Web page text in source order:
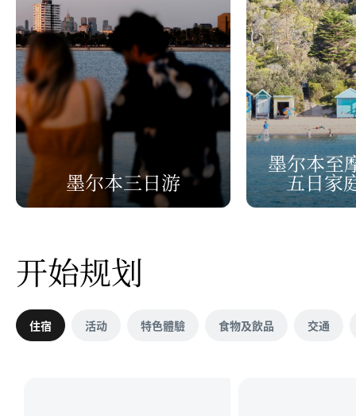
墨尔本三日游
墨尔本至
五日家
开始规划
住宿 活动 特色體驗 食物及飲品 交通